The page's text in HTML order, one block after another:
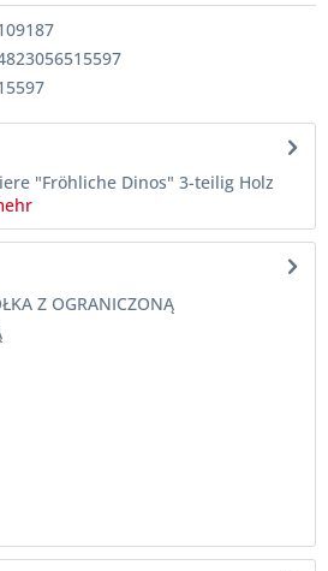
"Fröhliche Dinos" 3-teilig Holz
Z OGRANICZONĄ